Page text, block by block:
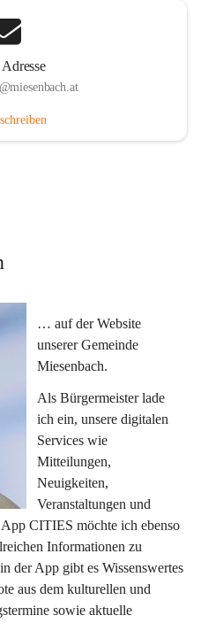
… auf der Website
unserer Gemeinde
Miesenbach.
Als Bürgermeister lade
ich ein, unsere digitalen
Services wie
Mitteilungen,
Neuigkeiten,
Veranstaltungen und
CITIES möchte ich ebenso
Informationen zu
der App gibt es Wissenswertes
aus dem kulturellen und
sowie aktuelle